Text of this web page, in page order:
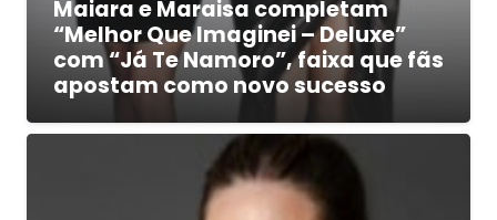
Maiara e Maraisa completam
“Melhor Que Imaginei – Deluxe”
com “Já Te Namoro”, faixa que fãs
apostam como novo sucesso